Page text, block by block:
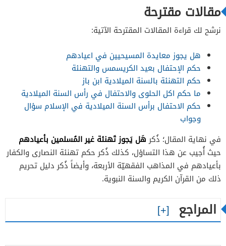
مقالات مقترحة
نرشح لك قراءة المقالات المقترحة الآتية:
هل يجوز معايدة المسيحيين في اعيادهم
حكم الإحتفال بعيد الكريسمس والتهنئة
حكم التهنئة بالسنة الميلادية ابن باز
ما حكم اكل الحلوى والاحتفال في رأس السنة الميلادية
حكم الاحتفال برأس السنة الميلادية في الإسلام سؤال
وجواب
في نهاية المقال؛ ذُكرهَل يَجوز تَهنئة غير المُسلمين بأعيادهم
حيث أُجيب عن هذا التساؤل، كذلك ذُكر حكم تهنئة النصارى والكفار
بأعيادهم في المذاهب الفقهيّة الأربعة، وأيضاً ذُكر دليل تحريم
ذلك من القرآن الكريم والسنة النبوية.
المراجع